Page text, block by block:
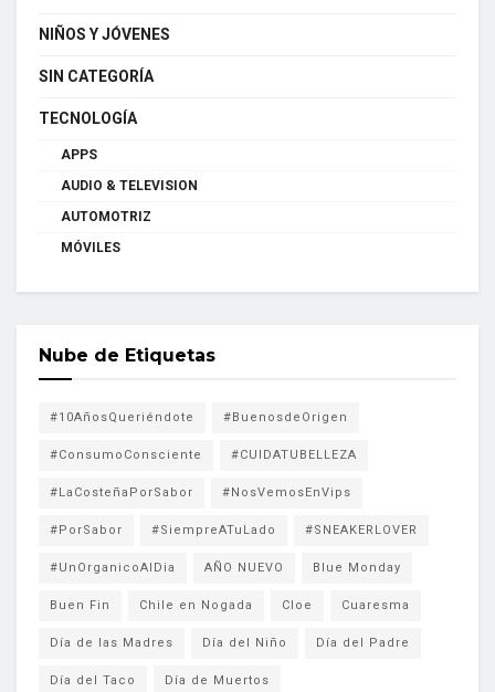
NIÑOS Y JÓVENES
SIN CATEGORÍA
TECNOLOGÍA
APPS
AUDIO & TELEVISION
AUTOMOTRIZ
MÓVILES
Nube de Etiquetas
#10AñosQueriéndote #BuenosdeOrigen
#ConsumoConsciente #CUIDATUBELLEZA
#LaCosteñaPorSabor #NosVemosEnVips
#PorSabor #SiempreATuLado #SNEAKERLOVER
#UnOrganicoAlDia AÑO NUEVO Blue Monday
Buen Fin Chile en Nogada Cloe Cuaresma
Día de las Madres Día del Niño Día del Padre
Día del Taco Día de Muertos